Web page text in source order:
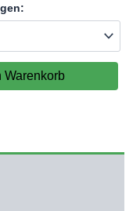
Warenkorb